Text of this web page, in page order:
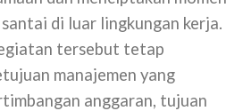
di luar lingkungan kerja.
tersebut tetap
manajemen yang
anggaran, tujuan